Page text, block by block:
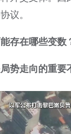
议。
存在哪些变数
势走向的重要